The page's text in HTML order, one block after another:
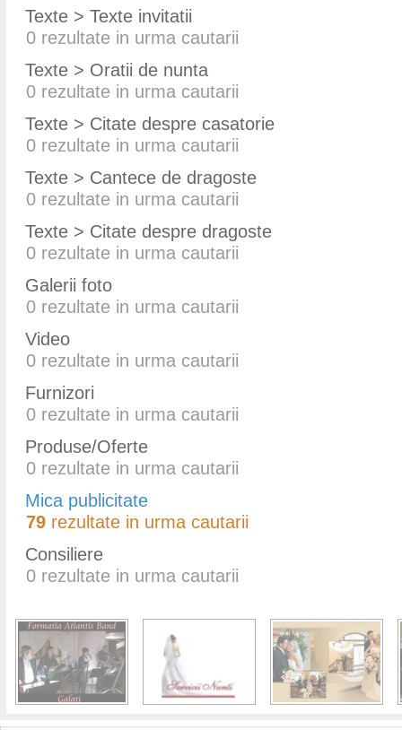
Texte > Texte invitatii
0 rezultate in urma cautarii
Texte > Oratii de nunta
0 rezultate in urma cautarii
Texte > Citate despre casatorie
0 rezultate in urma cautarii
Texte > Cantece de dragoste
0 rezultate in urma cautarii
Texte > Citate despre dragoste
0 rezultate in urma cautarii
Galerii foto
0 rezultate in urma cautarii
Video
0 rezultate in urma cautarii
Furnizori
0 rezultate in urma cautarii
Produse/Oferte
0 rezultate in urma cautarii
Mica publicitate
79 rezultate in urma cautarii
Consiliere
0 rezultate in urma cautarii